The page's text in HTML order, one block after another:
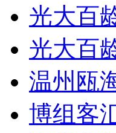
光大百
光大百
温州瓯
博组客